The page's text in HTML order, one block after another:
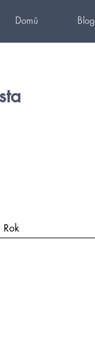
Domů Blog
Rok